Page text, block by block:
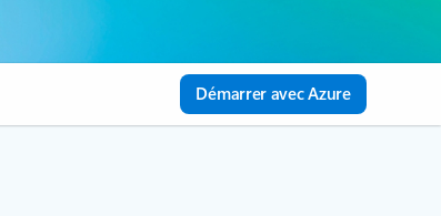
Démarrer avec Azure